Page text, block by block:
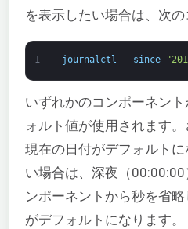
を表示したい場合は、次の
1 journalctl --since
いずれかのコンポーネン
ォルト値が使用されます
現在の日付がデフォルト
い場合は、深夜（
ンポーネントから秒を省
がデフォルトになります。